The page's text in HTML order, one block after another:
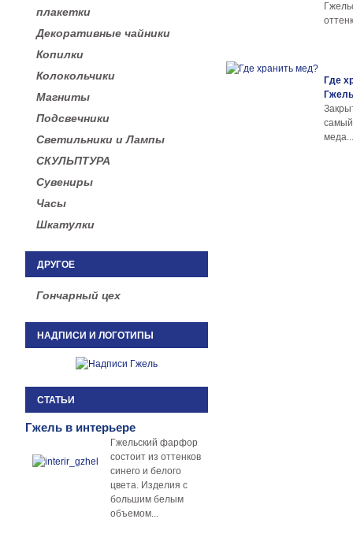
плакетки
Декоративные чайники
Копилки
Колокольчики
Магниты
Подсвечники
Светильники и Лампы
СКУЛЬПТУРА
Сувениры
Часы
Шкатулки
ДРУГОЕ
Гончарный цех
НАДПИСИ И ЛОГОТИПЫ
СТАТЬИ
Гжель в интерьере
Гжельский фарфор
состоит из оттенков
синего и белого
цвета. Изделия с
большим белым
объемом...
Где
Гжель
меда...